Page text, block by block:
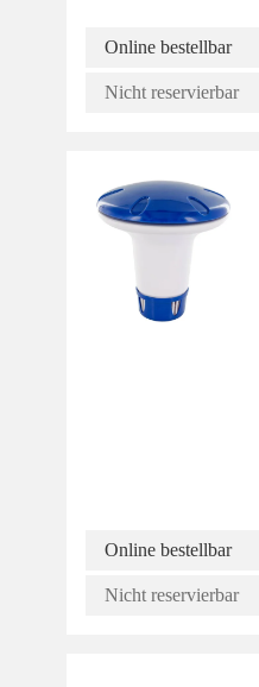
Online bestellbar
Nicht reservierbar
Online bestellbar
Nicht reservierbar